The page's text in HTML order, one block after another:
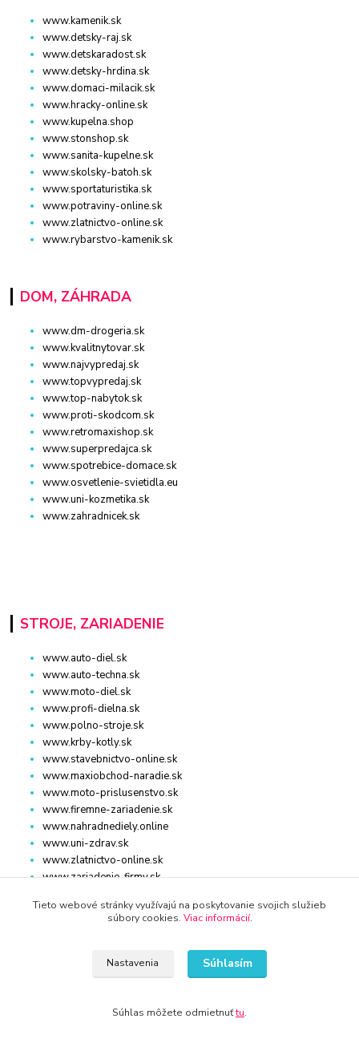
www.kamenik.sk
www.detsky-raj.sk
www.detskaradost.sk
www.detsky-hrdina.sk
www.domaci-milacik.sk
www.hracky-online.sk
www.kupelna.shop
www.stonshop.sk
www.sanita-kupelne.sk
www.skolsky-batoh.sk
www.sportaturistika.sk
www.potraviny-online.sk
www.zlatnictvo-online.sk
www.rybarstvo-kamenik.sk
DOM, ZÁHRADA
www.dm-drogeria.sk
www.kvalitnytovar.sk
www.najvypredaj.sk
www.topvypredaj.sk
www.top-nabytok.sk
www.proti-skodcom.sk
www.retromaxishop.sk
www.superpredajca.sk
www.spotrebice-domace.sk
www.osvetlenie-svietidla.eu
www.uni-kozmetika.sk
www.zahradnicek.sk
STROJE, ZARIADENIE
www.auto-diel.sk
www.auto-techna.sk
www.moto-diel.sk
www.profi-dielna.sk
www.polno-stroje.sk
www.krby-kotly.sk
www.stavebnictvo-online.sk
www.maxiobchod-naradie.sk
www.moto-prislusenstvo.sk
www.firemne-zariadenie.sk
www.nahradnediely.online
www.uni-zdrav.sk
www.zlatnictvo-online.sk
www.zariadenie-firmy.sk
Tieto webové stránky využívajú na poskytovanie svojich služieb
súbory cookies. Viac informácií.
Nastavenia Súhlasím
Súhlas môžete odmietnuťtu.